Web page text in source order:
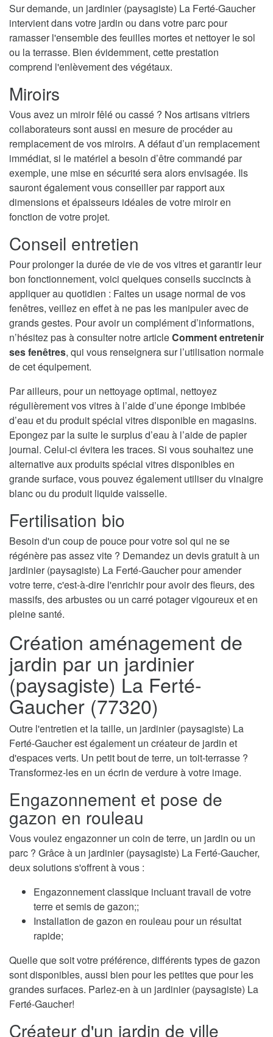
Sur demande, un jardinier (paysagiste) La Ferté-Gaucher
intervient dans votre jardin ou dans votre parc pour
ramasser l'ensemble des feuilles mortes et nettoyer le sol
ou la terrasse. Bien évidemment, cette prestation
comprend l'enlèvement des végétaux.
Miroirs
Vous avez un miroir fêlé ou cassé ? Nos artisans vitriers
collaborateurs sont aussi en mesure de procéder au
remplacement de vos miroirs. A défaut d’un remplacement
immédiat, si le matériel a besoin d’être commandé par
exemple, une mise en sécurité sera alors envisagée. Ils
sauront également vous conseiller par rapport aux
dimensions et épaisseurs idéales de votre miroir en
fonction de votre projet.
Conseil entretien
Pour prolonger la durée de vie de vos vitres et garantir leur
bon fonctionnement, voici quelques conseils succincts à
appliquer au quotidien : Faites un usage normal de vos
fenêtres, veillez en effet à ne pas les manipuler avec de
grands gestes. Pour avoir un complément d’informations,
n’hésitez pas à consulter notre articleComment entretenir
ses fenêtres, qui vous renseignera sur l’utilisation normale
de cet équipement.
Par ailleurs, pour un nettoyage optimal, nettoyez
régulièrement vos vitres à l’aide d’une éponge imbibée
d’eau et du produit spécial vitres disponible en magasins.
Epongez par la suite le surplus d’eau à l’aide de papier
journal. Celui-ci évitera les traces. Si vous souhaitez une
alternative aux produits spécial vitres disponibles en
grande surface, vous pouvez également utiliser du vinaigre
blanc ou du produit liquide vaisselle.
Fertilisation bio
Besoin d'un coup de pouce pour votre sol qui ne se
régénère pas assez vite ? Demandez un devis gratuit à un
jardinier (paysagiste) La Ferté-Gaucher pour amender
votre terre, c'est-à-dire l'enrichir pour avoir des fleurs, des
massifs, des arbustes ou un carré potager vigoureux et en
pleine santé.
Création aménagement de
jardin par un jardinier
(paysagiste) La Ferté-
Gaucher (77320)
Outre l'entretien et la taille, un jardinier (paysagiste) La
Ferté-Gaucher est également un créateur de jardin et
d'espaces verts. Un petit bout de terre, un toit-terrasse ?
Transformez-les en un écrin de verdure à votre image.
Engazonnement et pose de
gazon en rouleau
Vous voulez engazonner un coin de terre, un jardin ou un
parc ? Grâce à un jardinier (paysagiste) La Ferté-Gaucher,
deux solutions s'offrent à vous :
Engazonnement classique incluant travail de votre
terre et semis de gazon;;
Installation de gazon en rouleau pour un résultat
rapide;
Quelle que soit votre préférence, différents types de gazon
sont disponibles, aussi bien pour les petites que pour les
grandes surfaces. Parlez-en à un jardinier (paysagiste) La
Ferté-Gaucher!
Créateur d'un jardin de ville